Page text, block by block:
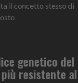
il concetto stesso di
genetico del
resistente al